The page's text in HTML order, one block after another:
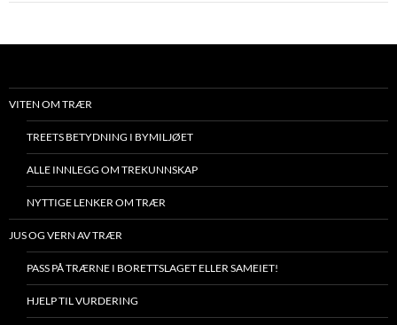
VITEN OM TRÆR
TREETS BETYDNING I BYMILJØET
ALLE INNLEGG OM TREKUNNSKAP
NYTTIGE LENKER OM TRÆR
JUS OG VERN AV TRÆR
PASS PÅ TRÆRNE I BORETTSLAGET ELLER SAMEIET!
HJELP TIL VURDERING